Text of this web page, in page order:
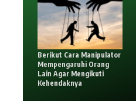
Berikut Cara Manipulator
Mempengaruhi Orang
Lain Agar Mengikuti
Kehendaknya